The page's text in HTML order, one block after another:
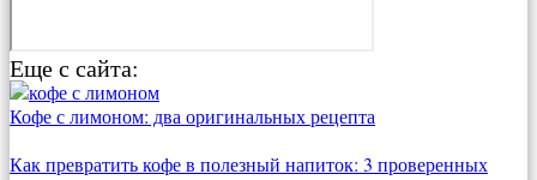
Еще с сайта:
Кофе с лимоном: два оригинальных рецепта
Как превратить кофе в полезный напиток: 3 проверенных